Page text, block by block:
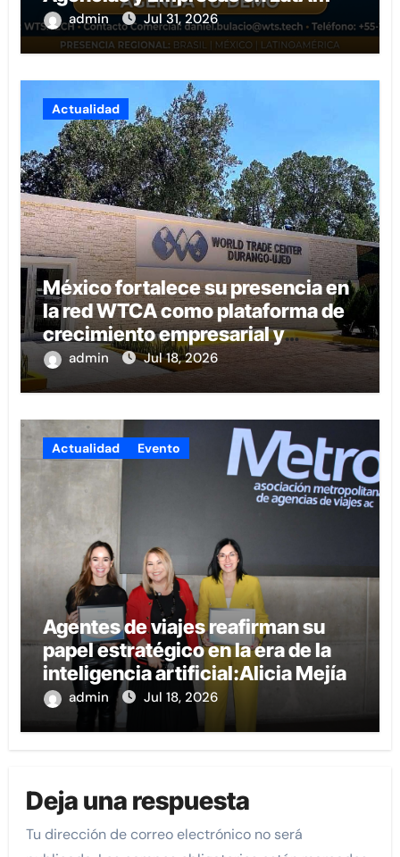
admin Jul 31, 2026
Actualidad
México fortalece su presencia en
la red WTCA como plataforma de
crecimiento empresarial y
conexión internacional
admin Jul 18, 2026
Actualidad Evento
Agentes de viajes reafirman su
papel estratégico en la era de la
inteligencia artificial:Alicia Mejía
admin Jul 18, 2026
Deja una respuesta
Tu dirección de correo electrónico no será